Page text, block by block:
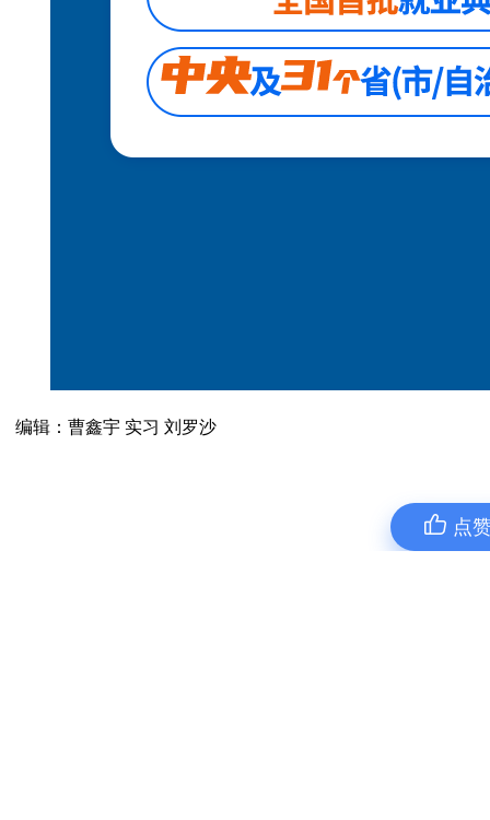
编辑：曹鑫宇 实习 刘罗沙
点